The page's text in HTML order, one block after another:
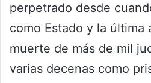
perpetrado desde
como Estado y la última
muerte de más de mil
varias decenas como